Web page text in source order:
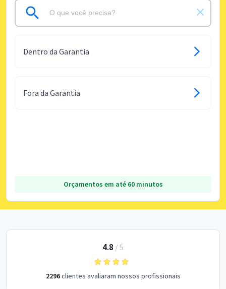
Dentro da Garantia
Fora da Garantia
Orçamentos em até 60 minutos
4.8 / 5
2296clientes avaliaram nossos profissionais